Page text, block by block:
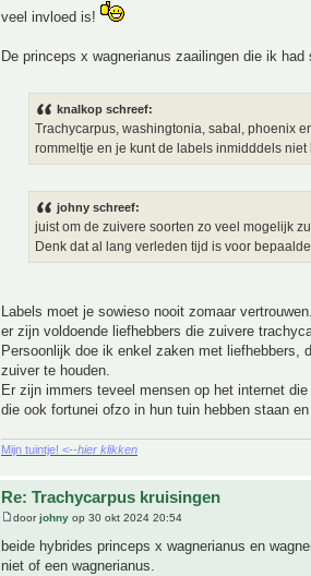
veel invloed is!
De princeps x wagnerianus zaailingen die ik
knalkop schreef:
Trachycarpus, washingtonia, sabal, phoenix
rommeltje en je kunt de labels inmidddels
johny schreef:
juist om de zuivere soorten zo veel mogelijk
Denk dat al lang verleden tijd is voor
Labels moet je sowieso nooit zomaar
er zijn voldoende liefhebbers die zuivere
Persoonlijk doe ik enkel zaken met liefhebbers,
zuiver te houden.
Er zijn immers teveel mensen op het internet
die ook fortunei ofzo in hun tuin hebben staan
Mijn tuintje! <--hier klikken
Re: Trachycarpus kruisingen
doorjohny op 30 okt 2024 20:54
beide hybrides princeps x wagnerianus en
niet of een wagnerianus.